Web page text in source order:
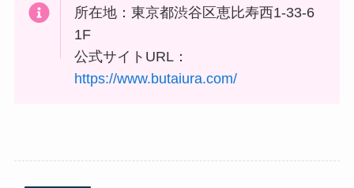
所在地：東京都渋谷区恵比寿西1-33-6
1F
公式サイトURL：
https://www.butaiura.com/